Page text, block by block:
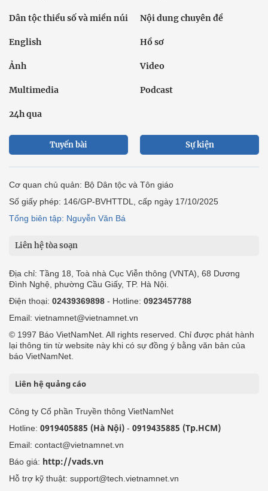
Dân tộc thiểu số và miền núi Nội dung chuyên đề
English Hồ sơ
Ảnh Video
Multimedia Podcast
24h qua
Tuyến bài Sự kiện
Cơ quan chủ quản: Bộ Dân tộc và Tôn giáo
Số giấy phép: 146/GP-BVHTTDL, cấp ngày 17/10/2025
Tổng biên tập: Nguyễn Văn Bá
Liên hệ tòa soạn
Địa chỉ: Tầng 18, Toà nhà Cục Viễn thông (VNTA), 68 Dương
Đình Nghệ, phường Cầu Giấy, TP. Hà Nội.
Điện thoại: 02439369898 - Hotline: 0923457788
Email: vietnamnet@vietnamnet.vn
© 1997 Báo VietNamNet. All rights reserved. Chỉ được phát hành
lại thông tin từ website này khi có sự đồng ý bằng văn bản của
báo VietNamNet.
Liên hệ quảng cáo
Công ty Cổ phần Truyền thông VietNamNet
Hotline: 0919405885 (Hà Nội) - 0919435885 (Tp.HCM)
Email: contact@vietnamnet.vn
Báo giá: http://vads.vn
Hỗ trợ kỹ thuật: support@tech.vietnamnet.vn